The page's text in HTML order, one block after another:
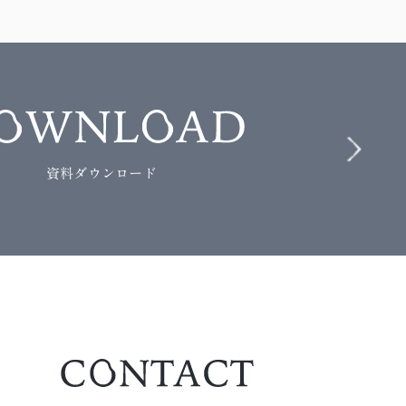
資料ダウンロード